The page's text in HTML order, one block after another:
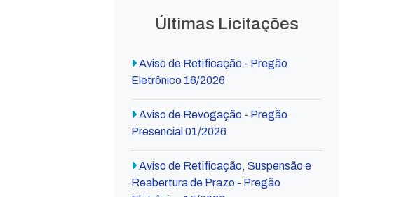
Últimas Licitações
Aviso de Retificação - Pregão
Eletrônico 16/2026
Aviso de Revogação - Pregão
Presencial 01/2026
Aviso de Retificação, Suspensão e
Reabertura de Prazo - Pregão